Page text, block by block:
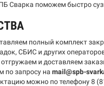
Сварка поможем быстро
полный комплект
СБИС и других
и доставляем
по запросу на mail@spb-
можно по телефону8